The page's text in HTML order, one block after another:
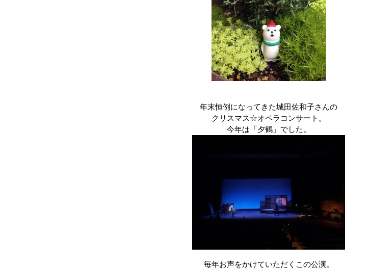
年末恒例になってきた城田佐和子さんの
クリスマス☆オペラコンサート。
今年は「夕鶴」でした。
毎年お声をかけていただくこの公演。